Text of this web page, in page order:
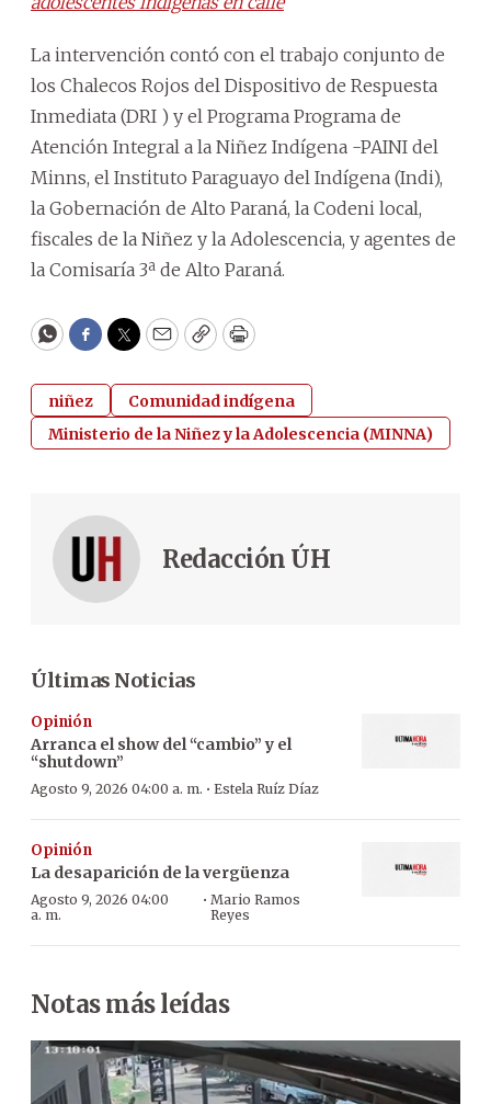
La intervención contó con el trabajo conjunto de
los Chalecos Rojos del Dispositivo de Respuesta
Inmediata (DRI ) y el Programa Programa de
Atención Integral a la Niñez Indígena -PAINI del
Minns, el Instituto Paraguayo del Indígena (Indi),
la Gobernación de Alto Paraná, la Codeni local,
fiscales de la Niñez y la Adolescencia, y agentes de
la Comisaría 3ª de Alto Paraná.
WhatsApp
Facebook
Twitter
EmailCopyPrint
niñez
Comunidad indígena
Ministerio de la Niñez y la Adolescencia (MINNA)
Redacción ÚH
Últimas Noticias
Opinión
Arranca el show del “cambio” y el
“shutdown”
Agosto 9, 2026 04:00 a. m. · Estela Ruíz Díaz
Opinión
La desaparición de la vergüenza
Agosto 9, 2026 04:00
a. m.
· Mario Ramos
Reyes
Notas más leídas